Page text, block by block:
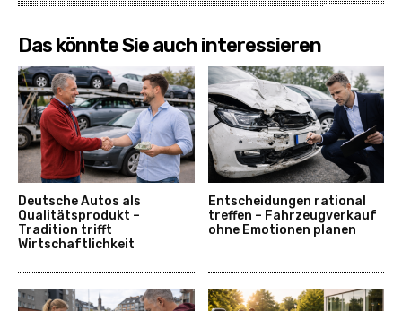
Das könnte Sie auch interessieren
Deutsche Autos als
Qualitätsprodukt –
Tradition trifft
Wirtschaftlichkeit
Entscheidungen rational
treffen – Fahrzeugverkauf
ohne Emotionen planen